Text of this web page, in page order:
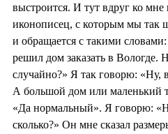
выстроится. И тут вдруг ко мне
иконописец, с которым мы так
и обращается с такими
решил дом заказать в Вологде.
случайно?» Я так говорю: «Ну,
А большой дом или маленький
«Да нормальный». Я говорю:
сколько?» Он мне сказал